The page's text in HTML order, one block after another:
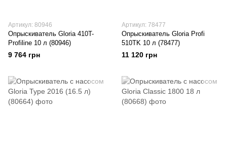
Артикул: 80946
Опрыскиватель Gloria 410T-
Profiline 10 л (80946)
9 764 грн
Артикул: 78477
Опрыскиватель Gloria Profi
510TK 10 л (78477)
11 120 грн